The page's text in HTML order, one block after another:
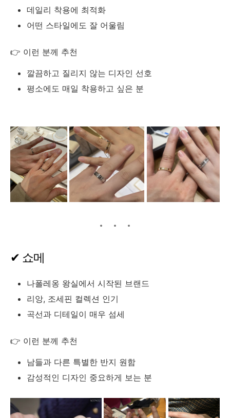
데일리 착용에 최적화
어떤 스타일에도 잘 어울림
👉 이런 분께 추천
깔끔하고 질리지 않는 디자인 선호
평소에도 매일 착용하고 싶은 분
✔ 쇼메
나폴레옹 왕실에서 시작된 브랜드
리앙, 조세핀 컬렉션 인기
곡선과 디테일이 매우 섬세
👉 이런 분께 추천
남들과 다른 특별한 반지 원함
감성적인 디자인 중요하게 보는 분